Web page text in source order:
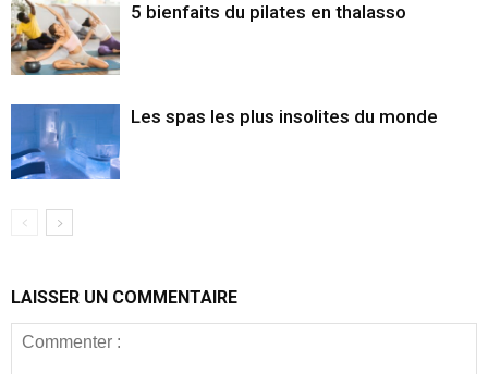
5 bienfaits du pilates en thalasso
Les spas les plus insolites du monde
LAISSER UN COMMENTAIRE